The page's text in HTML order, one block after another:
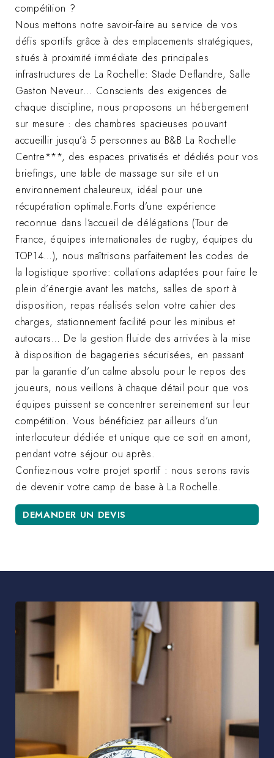
compétition ?
Nous mettons notre savoir-faire au service de vos
défis sportifs grâce à des emplacements stratégiques,
situés à proximité immédiate des principales
infrastructures de La Rochelle: Stade Deflandre, Salle
Gaston Neveur… Conscients des exigences de
chaque discipline, nous proposons un hébergement
sur mesure : des chambres spacieuses pouvant
accueillir jusqu’à 5 personnes au B&B La Rochelle
Centre***, des espaces privatisés et dédiés pour vos
briefings, une table de massage sur site et un
environnement chaleureux, idéal pour une
récupération optimale.Forts d’une expérience
reconnue dans l’accueil de délégations (Tour de
France, équipes internationales de rugby, équipes du
TOP14…), nous maîtrisons parfaitement les codes de
la logistique sportive: collations adaptées pour faire le
plein d’énergie avant les matchs, salles de sport à
disposition, repas réalisés selon votre cahier des
charges, stationnement facilité pour les minibus et
autocars… De la gestion fluide des arrivées à la mise
à disposition de bagageries sécurisées, en passant
par la garantie d’un calme absolu pour le repos des
joueurs, nous veillons à chaque détail pour que vos
équipes puissent se concentrer sereinement sur leur
compétition. Vous bénéficiez par ailleurs d’un
interlocuteur dédiée et unique que ce soit en amont,
pendant votre séjour ou après.
Confiez-nous votre projet sportif : nous serons ravis
de devenir votre camp de base à La Rochelle.
DEMANDER UN DEVIS